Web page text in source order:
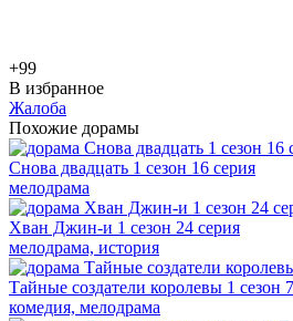
+99
В избранное
Жалоба
Похожие дорамы
Снова двадцать 1 сезон 16 серия
мелодрама
Хван Джин-и 1 сезон 24 серия
мелодрама, история
Тайные создатели королевы 1 сезон
комедия, мелодрама